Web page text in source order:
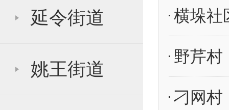
延令街道
姚王街道
横垛社
野芹村
刁网村